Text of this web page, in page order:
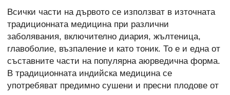
Всички части на дървото се използват в източната
традиционната медицина при различни
заболявания, включително диария, жълтеница,
главоболие, възпаление и като тоник. То е и една от
съставните части на популярна аюрведична форма.
В традиционната индийска медицина се
употребяват предимно сушени и пресни плодове от